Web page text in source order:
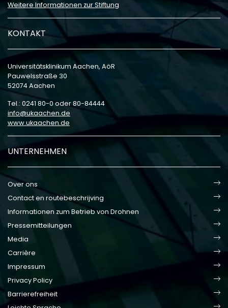
Weitere Informationen zur Stiftung
KONTAKT
Universitätsklinikum Aachen, AöR
Pauwelsstraße 30
52074 Aachen
Tel.: 0241 80-0 oder 80-84444
info
ukaachen de
www.ukaachen.de
UNTERNEHMEN
Over ons
Contact en routebeschrijving
Informationen zum Betrieb von Drohnen
Pressemitteilungen
Media
Carrière
Impressum
Privacy Policy
Barrierefreiheit